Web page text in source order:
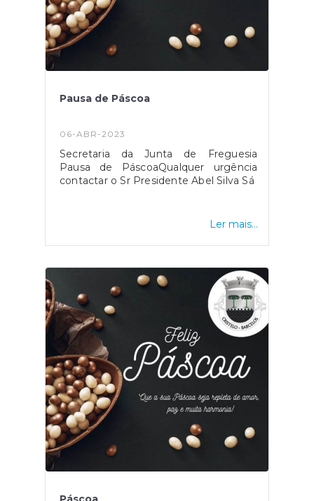
Pausa de Páscoa
06-ABR-2023
Secretaria da Junta de Freguesia
Pausa de PáscoaQualquer urgência
contactar o Sr Presidente Abel Silva Sá
Ler mais...